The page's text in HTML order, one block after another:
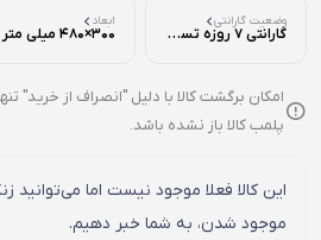
وضعیت گارانتی
گارانتی 7 روزه تست ( تضمین اصالت و سلامت فیزیکی )
ابعاد
300×480 میلی متر
امکان برگشت کالا با دلیل "انصراف از خرید"
پلمب کالا باز نشده باشد.
این کالا فعلا موجود نیست اما می‌توانید
موجود شدن، به شما خبر دهیم.